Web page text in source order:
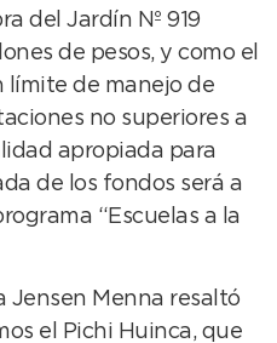
del Jardín Nº 919
de pesos, y como el
límite de manejo de
no superiores a
apropiada para
de los fondos será a
“Escuelas a la
Jensen Menna resaltó
el Pichi Huinca, que